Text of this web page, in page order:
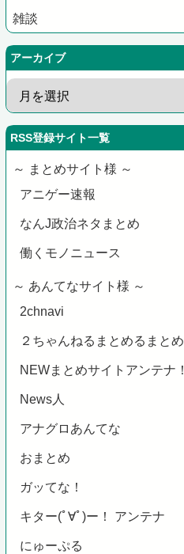
雑談
アーカイブ
RSS登録サイト一覧
～ まとめサイト様 ～
アニゲー速報
なんJ政治ネタまとめ
働くモノニュース
～ あんてなサイト様 ～
2chnavi
２ちゃんねるまとめるまとめ
NEWまとめサイトアンテナ！
News人
アナグロあんてな
おまとめ
ガッてな！
キター(ﾟ∀ﾟ)ー！ アンテナ
にゅーぷる